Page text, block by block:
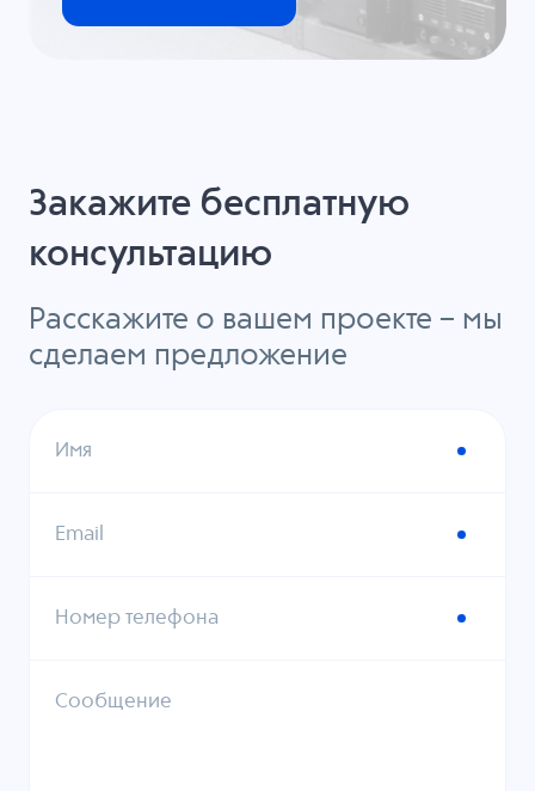
Закажите бесплатную
консультацию
Расскажите о вашем проекте – мы
сделаем предложение
Имя
Email
Номер телефона
Сообщение